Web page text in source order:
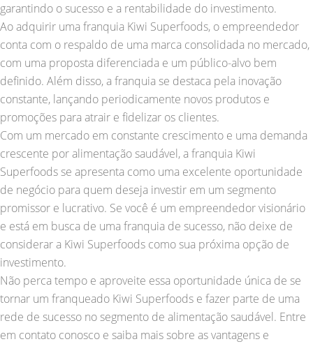
garantindo o sucesso e a rentabilidade do investimento.
Ao adquirir uma franquia Kiwi Superfoods, o empreendedor
conta com o respaldo de uma marca consolidada no mercado,
com uma proposta diferenciada e um público-alvo bem
definido. Além disso, a franquia se destaca pela inovação
constante, lançando periodicamente novos produtos e
promoções para atrair e fidelizar os clientes.
Com um mercado em constante crescimento e uma demanda
crescente por alimentação saudável, a franquia Kiwi
Superfoods se apresenta como uma excelente oportunidade
de negócio para quem deseja investir em um segmento
promissor e lucrativo. Se você é um empreendedor visionário
e está em busca de uma franquia de sucesso, não deixe de
considerar a Kiwi Superfoods como sua próxima opção de
investimento.
Não perca tempo e aproveite essa oportunidade única de se
tornar um franqueado Kiwi Superfoods e fazer parte de uma
rede de sucesso no segmento de alimentação saudável. Entre
em contato conosco e saiba mais sobre as vantagens e